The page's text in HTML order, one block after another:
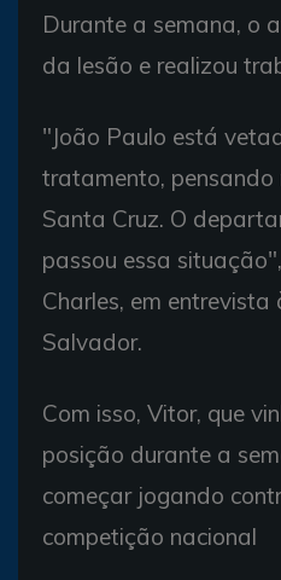
Durante a semana, o
da lesão e realizou
"João Paulo está
tratamento, pensando
Santa Cruz. O
passou essa
Charles, em
Salvador.
Com isso, Vitor, que
posição durante a
começar jogando
competição nacional